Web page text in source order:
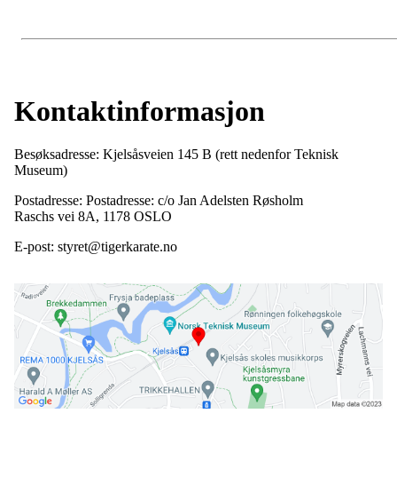
Kontaktinformasjon
Besøksadresse: Kjelsåsveien 145 B (rett nedenfor Teknisk
Museum)
Postadresse: Postadresse: c/o Jan Adelsten Røsholm
Raschs vei 8A, 1178 OSLO
E-post: styret@tigerkarate.no